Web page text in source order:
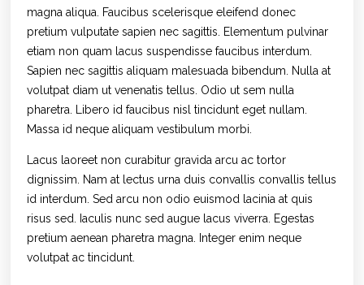
magna aliqua. Faucibus scelerisque eleifend donec
pretium vulputate sapien nec sagittis. Elementum pulvinar
etiam non quam lacus suspendisse faucibus interdum.
Sapien nec sagittis aliquam malesuada bibendum. Nulla at
volutpat diam ut venenatis tellus. Odio ut sem nulla
pharetra. Libero id faucibus nisl tincidunt eget nullam.
Massa id neque aliquam vestibulum morbi.
Lacus laoreet non curabitur gravida arcu ac tortor
dignissim. Nam at lectus urna duis convallis convallis tellus
id interdum. Sed arcu non odio euismod lacinia at quis
risus sed. Iaculis nunc sed augue lacus viverra. Egestas
pretium aenean pharetra magna. Integer enim neque
volutpat ac tincidunt.